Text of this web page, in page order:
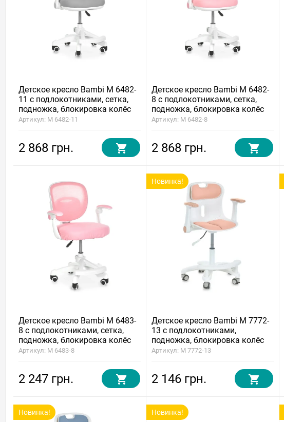
Детское кресло Bambi M 6482-
11 с подлокотниками, сетка,
подножка, блокировка колёс
Артикул: M 6482-11
2 868 грн.
Детское кресло Bambi M 6482-
8 с подлокотниками, сетка,
подножка, блокировка колёс
Артикул: M 6482-8
2 868 грн.
Детское кресло Bambi M 6483-
8 с подлокотниками, сетка,
подножка, блокировка колёс
Артикул: M 6483-8
2 247 грн.
Новинка!
Детское кресло Bambi M 7772-
13 с подлокотниками,
подножка, блокировка колёс
Артикул: M 7772-13
2 146 грн.
Новинка! Новинка!